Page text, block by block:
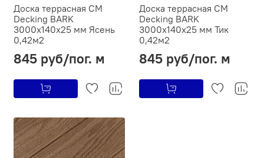
Доска террасная CM
Decking BARK
3000х140х25 мм Ясень
0,42м2
845 руб/пог. м
Доска террасная CM
Decking BARK
3000х140х25 мм Тик
0,42м2
845 руб/пог. м